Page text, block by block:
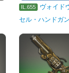
IL.655
ヴォイド
セル・ハンドガ